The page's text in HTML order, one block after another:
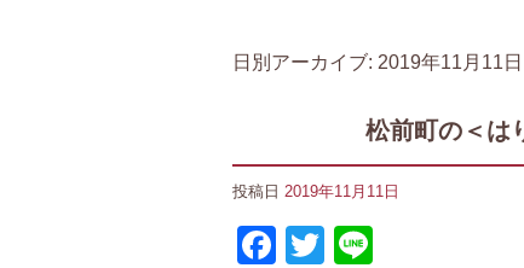
日別アーカイブ: 2019年11月11日
松前町の＜は
投稿日 2019年11月11日
Facebook
Twitter